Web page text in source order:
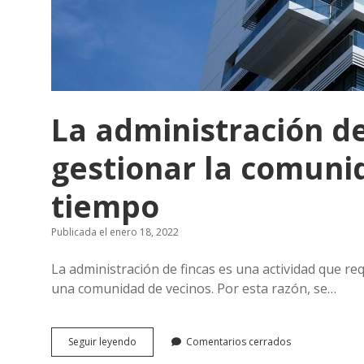
La administración
gestionar la
tiempo
Publicada el enero 18, 2022
La administración de fincas es una actividad que
una comunidad de vecinos. Por esta razón, se…
Seguir leyendo
administración
Comentarios cerrados